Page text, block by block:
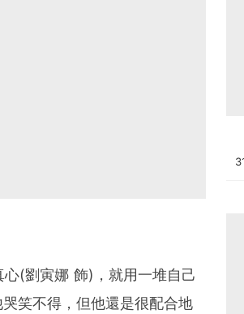
(劉寅娜 飾)，就用一堆自己
笑不得，但他還是很配合地